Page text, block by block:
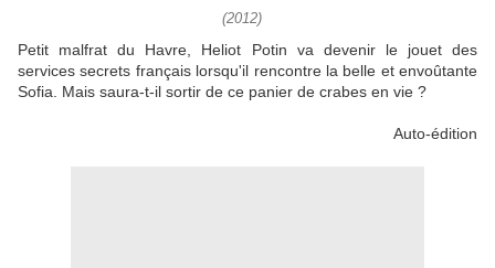
(2012)
Petit malfrat du Havre, Heliot Potin va devenir le jouet des
services secrets français lorsqu'il rencontre la belle et envoûtante
Sofia. Mais saura-t-il sortir de ce panier de crabes en vie ?
Auto-édition